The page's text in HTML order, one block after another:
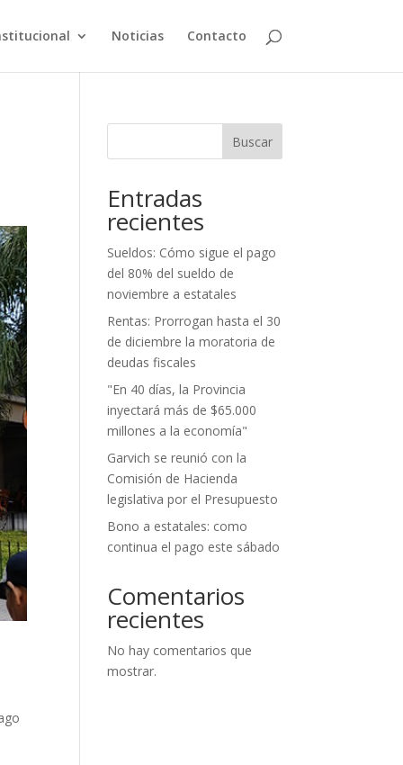
Noticias Contacto
Buscar
Entradas
recientes
Sueldos: Cómo sigue el pago
del 80% del sueldo de
noviembre a estatales
Rentas: Prorrogan hasta el 30
de diciembre la moratoria de
deudas fiscales
"En 40 días, la Provincia
inyectará más de $65.000
millones a la economía"
Garvich se reunió con la
Comisión de Hacienda
legislativa por el Presupuesto
Bono a estatales: como
continua el pago este sábado
Comentarios
recientes
No hay comentarios que
mostrar.